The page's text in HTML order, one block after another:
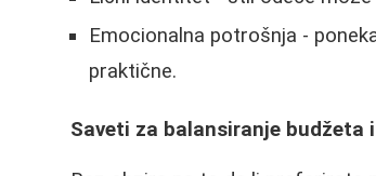
Emocionalna potrošnja -
praktične.
Saveti za balansiranje budžeta